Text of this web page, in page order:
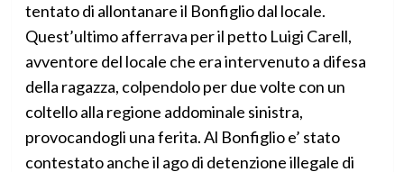
tentato di allontanare il Bonfiglio dal locale.
Quest’ultimo afferrava per il petto Luigi Carell,
avventore del locale che era intervenuto a difesa
della ragazza, colpendolo per due volte con un
coltello alla regione addominale sinistra,
provocandogli una ferita. Al Bonfiglio e’ stato
contestato anche il ago di detenzione illegale di